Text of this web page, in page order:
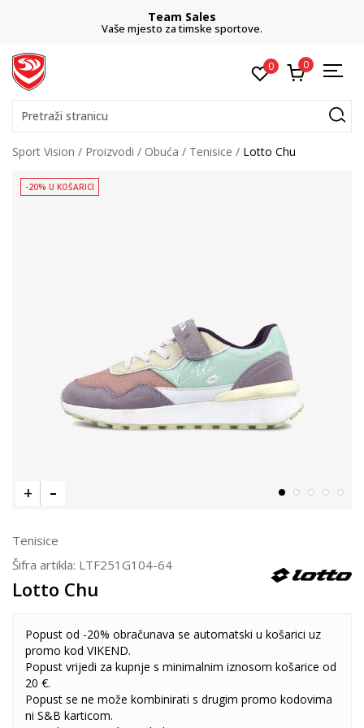
Team Sales
Vaše mjesto za timske sportove.
0 0
Pretraži stranicu
Sport Vision Proizvodi Obuća Tenisice Lotto Chu
-20% U KOŠARICI
Tenisice
Šifra artikla: LTF251G104-64
Lotto Chu
Popust od -20% obračunava se automatski u košarici uz
promo kod VIKEND.
Popust vrijedi za kupnje s minimalnim iznosom košarice od
20 €.
Popust se ne može kombinirati s drugim promo kodovima
ni S&B karticom.